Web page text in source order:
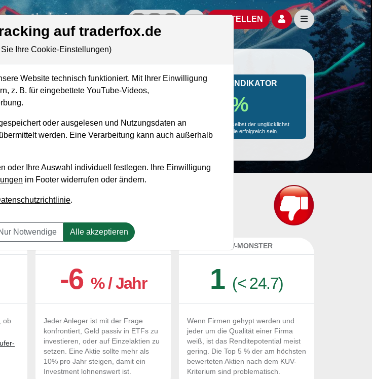
Akademie offizielle Social Media-AccountsAktien- und Artikelsuche öffnen
BESTELLEN Seitennavigation
1,53 Mrd. USD
2,25 Mrd. USD
MONKEY-TRADER INDIKATOR
28.7 %
Mit 28.7 % Wahrscheinlichkeit wird selbst der unglücklichst
agierende Trader mit dieser Aktie erfolgreich sein.
geeignet?
ob
-6 % / Jahr
Jeder Anleger ist mit der Frage
konfrontiert, Geld passiv in ETFs zu
investieren, oder auf Einzelaktien zu
setzen. Eine Aktie sollte mehr als
10% pro Jahr steigen, damit ein
Investment lohnenswert ist.
KUV-MONSTER
1 (< 24.7)
Wenn Firmen gehypt werden und
jeder um die Qualität einer Firma
weiß, ist das Renditepotential meist
gering. Die Top 5 % der am höchsten
bewerteten Aktien nach dem KUV-
Kriterium sind problematisch.
auf traderfox.de
Ihre Cookie-Einstellungen)
Website technisch funktioniert. Mit Ihrer Einwilligung
z. B. für eingebettete YouTube-Videos,
oder ausgelesen und Nutzungsdaten an
werden. Eine Verarbeitung kann auch außerhalb
oder Ihre Auswahl individuell festlegen. Ihre Einwilligung
im Footer widerrufen oder ändern.
.
Notwendige Alle akzeptieren